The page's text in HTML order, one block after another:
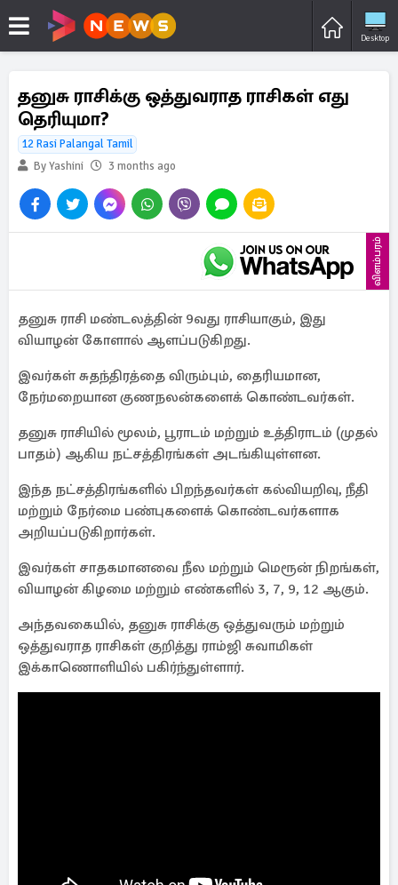
Desktop
தனுசு ராசிக்கு ஒத்துவராத ராசிகள் எது
தெரியுமா?
12 Rasi Palangal Tamil
By Yashini
3 months ago
விளம்பரம்
தனுசு ராசி மண்டலத்தின் 9வது ராசியாகும், இது
வியாழன் கோளால் ஆளப்படுகிறது.
இவர்கள் சுதந்திரத்தை விரும்பும், தைரியமான,
நேர்மறையான குணநலன்களைக் கொண்டவர்கள்.
தனுசு ராசியில் மூலம், பூராடம் மற்றும் உத்திராடம் (முதல்
பாதம்) ஆகிய நட்சத்திரங்கள் அடங்கியுள்ளன.
இந்த நட்சத்திரங்களில் பிறந்தவர்கள் கல்வியறிவு, நீதி
மற்றும் நேர்மை பண்புகளைக் கொண்டவர்களாக
அறியப்படுகிறார்கள்.
இவர்கள் சாதகமானவை நீல மற்றும் மெரூன் நிறங்கள்,
வியாழன் கிழமை மற்றும் எண்களில் 3, 7, 9, 12 ஆகும்.
அந்தவகையில், தனுசு ராசிக்கு ஒத்துவரும் மற்றும்
ஒத்துவராத ராசிகள் குறித்து ராம்ஜி சுவாமிகள்
இக்காணொளியில் பகிர்ந்துள்ளார்.